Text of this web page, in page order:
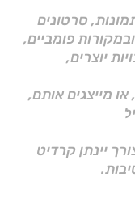
סרטונים
פומביים,
לחוק זכויות יוצרים,
מייצגים אותם,
יינתן קרדיט